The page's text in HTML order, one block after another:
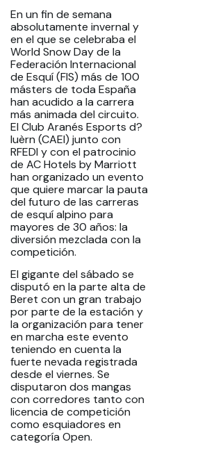
En un fin de semana
absolutamente invernal y
en el que se celebraba el
World Snow Day de la
Federación Internacional
de Esquí (FIS) más de 100
másters de toda España
han acudido a la carrera
más animada del circuito.
El Club Aranés Esports d?
Iuèrn (CAEI) junto con
RFEDI y con el patrocinio
de AC Hotels by Marriott
han organizado un evento
que quiere marcar la pauta
del futuro de las carreras
de esquí alpino para
mayores de 30 años: la
diversión mezclada con la
competición.
El gigante del sábado se
disputó en la parte alta de
Beret con un gran trabajo
por parte de la estación y
la organización para tener
en marcha este evento
teniendo en cuenta la
fuerte nevada registrada
desde el viernes. Se
disputaron dos mangas
con corredores tanto con
licencia de competición
como esquiadores en
categoría Open.